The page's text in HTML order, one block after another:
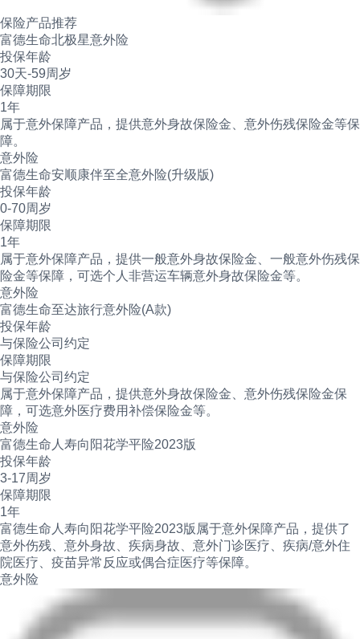
保险产品推荐
富德生命北极星意外险
投保年龄
30天-59周岁
保障期限
1年
属于意外保障产品，提供意外身故保险金、意外伤残保险金等保
障。
意外险
富德生命安顺康伴至全意外险(升级版)
投保年龄
0-70周岁
保障期限
1年
属于意外保障产品，提供一般意外身故保险金、一般意外伤残保
险金等保障，可选个人非营运车辆意外身故保险金等。
意外险
富德生命至达旅行意外险(A款)
投保年龄
与保险公司约定
保障期限
与保险公司约定
属于意外保障产品，提供意外身故保险金、意外伤残保险金保
障，可选意外医疗费用补偿保险金等。
意外险
富德生命人寿向阳花学平险2023版
投保年龄
3-17周岁
保障期限
1年
富德生命人寿向阳花学平险2023版属于意外保障产品，提供了
意外伤残、意外身故、疾病身故、意外门诊医疗、疾病/意外住
院医疗、疫苗异常反应或偶合症医疗等保障。
意外险